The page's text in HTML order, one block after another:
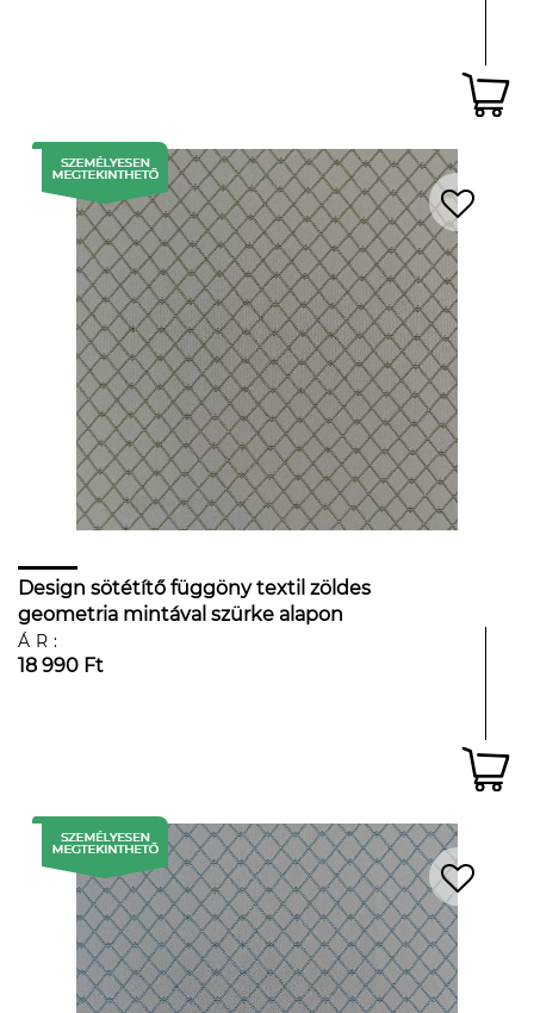
Design sötétítő függöny textil zöldes
geometria mintával szürke alapon
ÁR:
18 990 Ft